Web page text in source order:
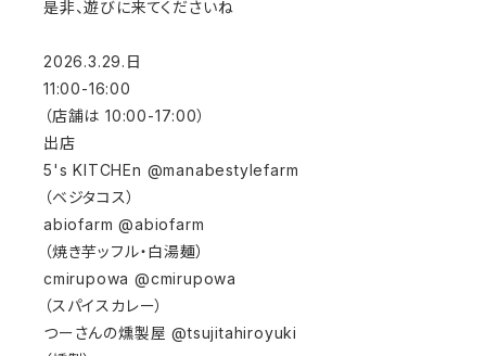
是非、遊びに来てくださいね
2026.3.29.日
11:00-16:00
（店舗は 10:00-17:00）
出店
5's KITCHEn @manabestylefarm
（ベジタコス）
abiofarm @abiofarm
（焼き芋ッフル・白湯麺）
cmirupowa @cmirupowa
（スパイスカレー）
つーさんの燻製屋 @tsujitahiroyuki